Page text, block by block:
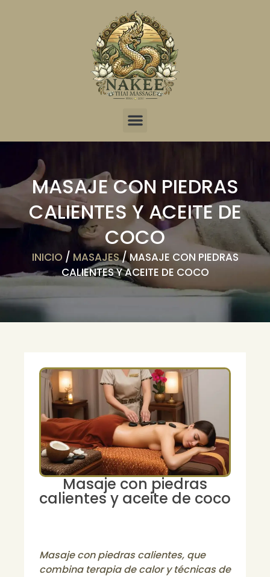
MASAJE CON PIEDRAS
CALIENTES Y ACEITE DE
COCO
INICIO / MASAJES/ MASAJE CON PIEDRAS
CALIENTES Y ACEITE DE COCO
Masaje con piedras
calientes y aceite de coco
Masaje con piedras calientes, que
combina terapia de calor y técnicas de